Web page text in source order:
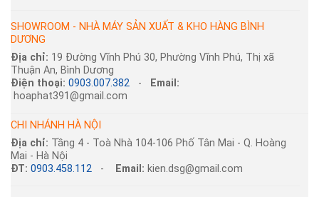
SHOWROOM - NHÀ MÁY SẢN XUẤT & KHO HÀNG BÌNH
DƯƠNG
Địa chỉ: 19 Đường Vĩnh Phú 30, Phường Vĩnh Phú, Thị xã
Thuận An, Bình Dương
Điện thoại: 0903.007.382-
Email:
hoaphat391@gmail.com
CHI NHÁNH HÀ NỘI
Địa chỉ: Tầng 4 - Toà Nhà 104-106 Phố Tân Mai - Q. Hoàng
Mai - Hà Nội
ĐT: 0903.458.112- Email: kien.dsg@gmail.com